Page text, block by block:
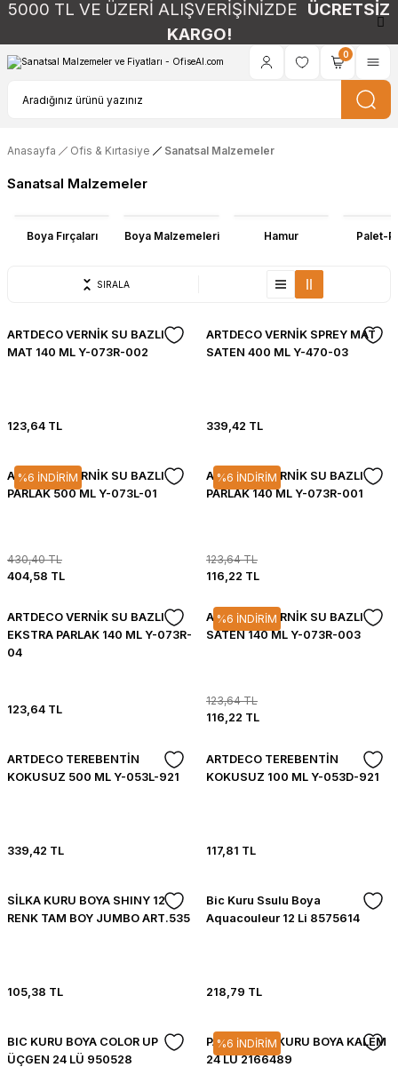
5000 TL VE ÜZERİ ALIŞVERİŞİNİZDE ÜCRETSİZ
KARGO!
0
Anasayfa Ofis & Kırtasiye Sanatsal Malzemeler
Sanatsal Malzemeler
Boya Fırçaları Boya Malzemeleri Hamur Palet-
SIRALA
ARTDECO VERNİK SU BAZLI
MAT 140 ML Y-073R-002
123,64 TL
ARTDECO VERNİK SPREY MAT
SATEN 400 ML Y-470-03
339,42 TL
%6 İNDİRİM
ARTDECO VERNİK SU BAZLI
PARLAK 500 ML Y-073L-01
430,40 TL
404,58 TL
%6 İNDİRİM
ARTDECO VERNİK SU BAZLI
PARLAK 140 ML Y-073R-001
123,64 TL
116,22 TL
ARTDECO VERNİK SU BAZLI
EKSTRA PARLAK 140 ML Y-073R-
04
123,64 TL
%6 İNDİRİM
ARTDECO VERNİK SU BAZLI
SATEN 140 ML Y-073R-003
123,64 TL
116,22 TL
ARTDECO TEREBENTİN
KOKUSUZ 500 ML Y-053L-921
339,42 TL
ARTDECO TEREBENTİN
KOKUSUZ 100 ML Y-053D-921
117,81 TL
SİLKA KURU BOYA SHINY 12
RENK TAM BOY JUMBO ART.535
105,38 TL
Bic Kuru Ssulu Boya
Aquacouleur 12 Li 8575614
218,79 TL
BIC KURU BOYA COLOR UP
ÜÇGEN 24 LÜ 950528
%6 İNDİRİM
PAPERMATE KURU BOYA KALEM
24 LÜ 2166489